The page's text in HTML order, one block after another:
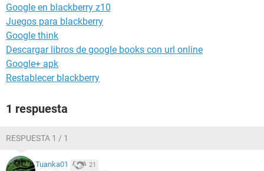
Google en blackberry z10
Juegos para blackberry
Google think
Descargar libros de google books con url online
Google+ apk
Restablecer blackberry
1 respuesta
RESPUESTA 1 / 1
Tuanka01 21